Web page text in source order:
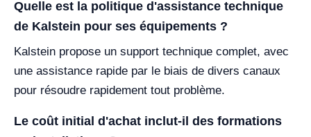
Quelle est la politique d'assistance technique
de Kalstein pour ses équipements ?
Kalstein propose un support technique complet, avec
une assistance rapide par le biais de divers canaux
pour résoudre rapidement tout problème.
Le coût initial d'achat inclut-il des formations